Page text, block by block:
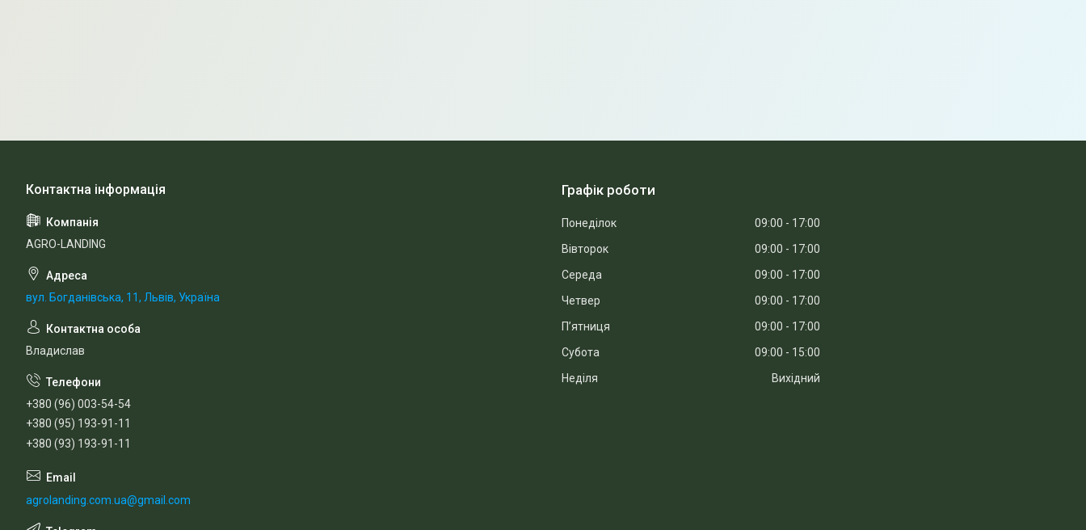
AGRO-LANDING
вул. Богданівська, 11, Львів, Україна
Владислав
+380 (96) 003-54-54
+380 (95) 193-91-11
+380 (93) 193-91-11
agrolanding.com.ua@gmail.com
Графік роботи
Понеділок 09:00
17:00
Вівторок
09:00
17:00
Середа
09:00
17:00
Четвер
09:00
17:00
Пʼятниця
09:00
17:00
Субота
09:00
15:00
Неділя
Вихідний